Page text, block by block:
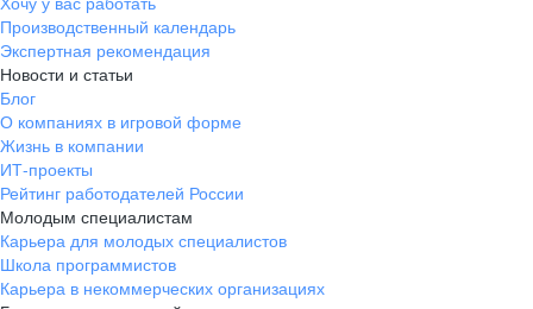
Производственный календарь
Экспертная рекомендация
Новости и статьи
Блог
О компаниях в игровой форме
Жизнь в компании
ИТ-проекты
Рейтинг работодателей России
Молодым специалистам
Карьера для молодых специалистов
Школа программистов
Карьера в некоммерческих организациях